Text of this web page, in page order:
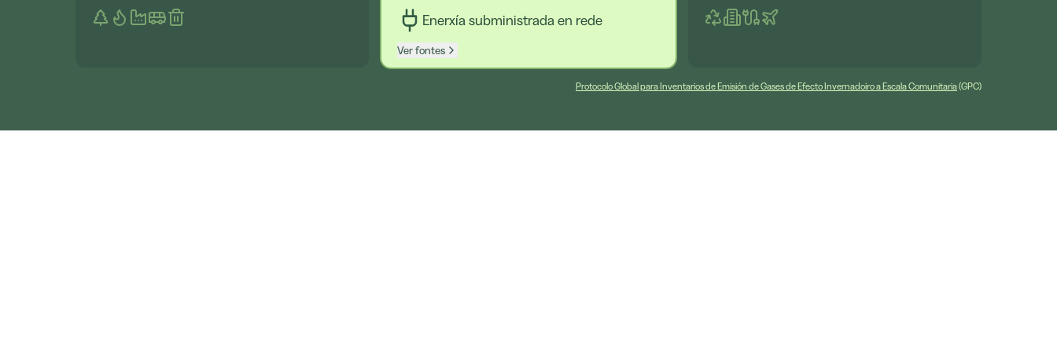
Enerxía subministrada en rede
Ver fontes
Protocolo Global para Inventarios de Emisión de Gases de Efecto Invernadoiro a Escala Comunitaria(GPC)